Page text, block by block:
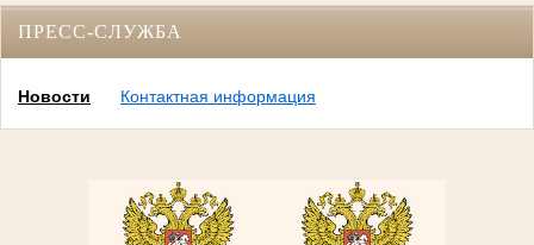
ПРЕСС-СЛУЖБА
Новости Контактная информация